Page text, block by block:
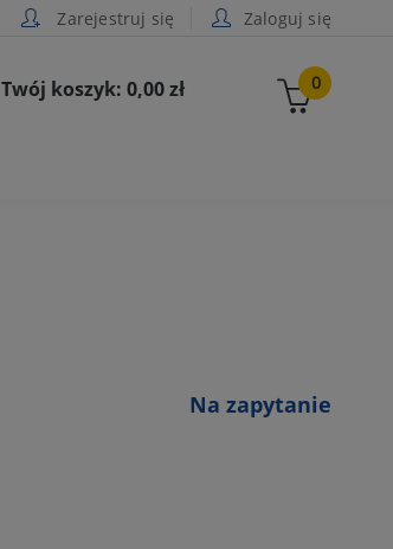
Zarejestruj się Zaloguj się
0
Twój koszyk: 0,00 zł
Na zapytanie